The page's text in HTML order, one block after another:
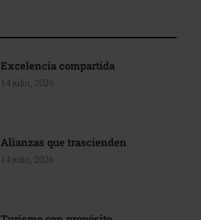
Excelencia compartida
14 julio, 2026
Alianzas que trascienden
14 julio, 2026